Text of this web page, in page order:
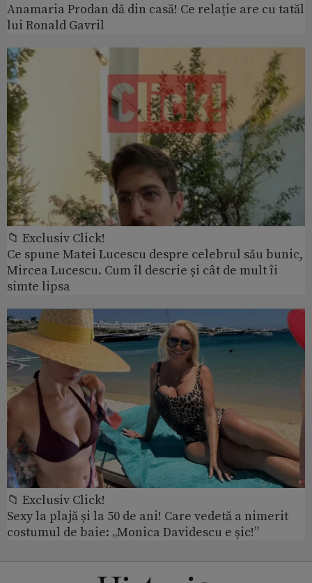
Anamaria Prodan dă din casă! Ce relație are cu tatăl
lui Ronald Gavril
📁 Exclusiv Click!
Ce spune Matei Lucescu despre celebrul său bunic,
Mircea Lucescu. Cum îl descrie și cât de mult îi
simte lipsa
📁 Exclusiv Click!
Sexy la plajă și la 50 de ani! Care vedetă a nimerit
costumul de baie: „Monica Davidescu e șic!”